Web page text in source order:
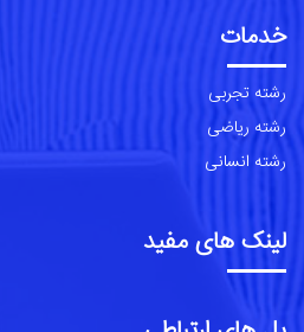
خدمات
رشته تجربی
رشته ریاضی
رشته انسانی
لینک های مفید